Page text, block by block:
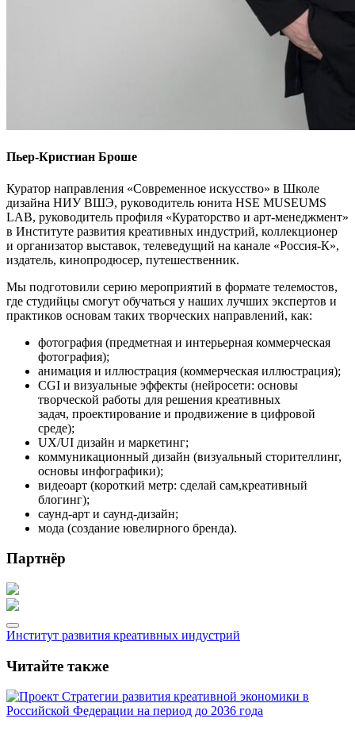
Пьер-Кристиан Броше
Куратор направления «Современное искусство» в Школе
дизайна НИУ ВШЭ, руководитель юнита HSE MUSEUMS
LAB, руководитель профиля «Кураторство и арт-менеджмент»
в Институте развития креативных индустрий, коллекционер
и организатор выставок, телеведущий на канале «Россия-К»,
издатель, кинопродюсер, путешественник.
Мы подготовили серию мероприятий в формате телемостов,
где студийцы смогут обучаться у наших лучших экспертов и
практиков основам таких творческих направлений, как:
фотография (предметная и интерьерная коммерческая
фотография);
анимация и иллюстрация (коммерческая иллюстрация);
CGI и визуальные эффекты (нейросети: основы
творческой работы для решения креативных
задач, проектирование и продвижение в цифровой
среде);
UX/UI дизайн и маркетинг;
коммуникационный дизайн (визуальный сторителлинг,
основы инфографики);
видеоарт (короткий метр: сделай сам,креативный
блогинг);
саунд-арт и саунд-дизайн;
мода (создание ювелирного бренда).
Партнёр
Институт развития креативных индустрий
Читайте также